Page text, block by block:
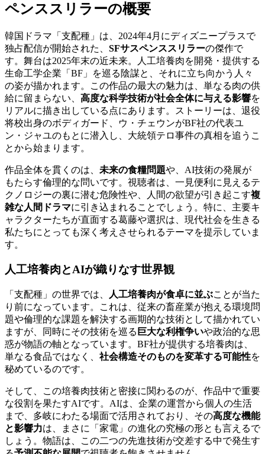
ペンススリラーの概要
韓国ドラマ「支配種」は、2024年4月にディズニープラスで
独占配信が開始された、 SFサスペンススリラーの傑作で
す。舞台は2025年末の近未来。人工培養肉を開発・提供する
生命工学企業「BF」を巡る陰謀と、それに立ち向かう人々
の姿が描かれます。この作品の最大の魅力は、単なる肉の供
給に留まらない、 高度な科学技術が社会全体に与える影響を
リアルに描き出している点にあります。ストーリーは、退役
将校出身のボディガード、ウ・チェウンがBF社の代表ユ
ン・ジャユのもとに潜入し、大統領テロ事件の真相を追うこ
とから始まります。
作品全体を貫くのは、 未来の食糧問題や、AI技術の発展が
もたらす倫理的な問いです。視聴者は、一見便利に見えるテ
クノロジーの裏に潜む危険性や、人間の欲望が引き起こす複
雑な人間ドラマに引き込まれることでしょう。特に、主要キ
ャラクターたちが直面する葛藤や選択は、現代社会を生きる
私たちにとっても深く考えさせられるテーマを提示していま
す。
人工培養肉とAIが織りなす世界観
「支配種」の世界では、 人工培養肉が食卓に並ぶことが当た
り前になっています。これは、従来の畜産業が抱える環境問
題や倫理的な課題を解決する画期的な技術として描かれてい
ますが、同時にその技術を巡る 巨大な利権争いや政治的な思
惑が物語の軸となっています。BF社が提供する培養肉は、
単なる食品ではなく、 社会構造そのものを変革する可能性を
秘めているのです。
そして、この培養肉技術と密接に関わるのが、作品中で重要
な役割を果たすAIです。AIは、企業の運営から個人の生活
まで、多岐にわたる場面で活用されており、その高度な機能
と影響力は、まさに「家電」の進化の究極の形とも言えるで
しょう。物語は、この二つの先進技術が交差する中で発生す